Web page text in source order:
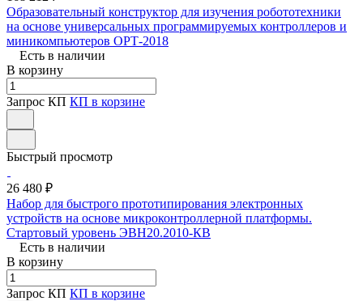
Образовательный конструктор для изучения робототехники
на основе универсальных программируемых контроллеров и
миникомпьютеров ОРТ-2018
Есть в наличии
В корзину
Запрос КП КП в корзине
Быстрый просмотр
26 480 ₽
Набор для быстрого прототипирования электронных
устройств на основе микроконтроллерной платформы.
Стартовый уровень ЭВН20.2010-КВ
Есть в наличии
В корзину
Запрос КП КП в корзине